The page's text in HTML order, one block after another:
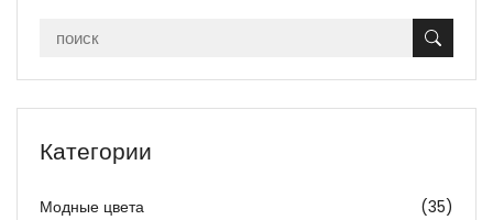
Категории
Модные цвета (35)